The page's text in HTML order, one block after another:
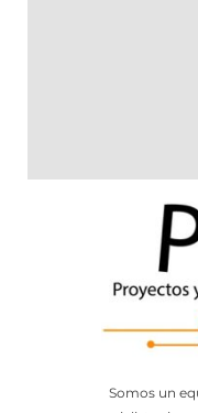
Somos un